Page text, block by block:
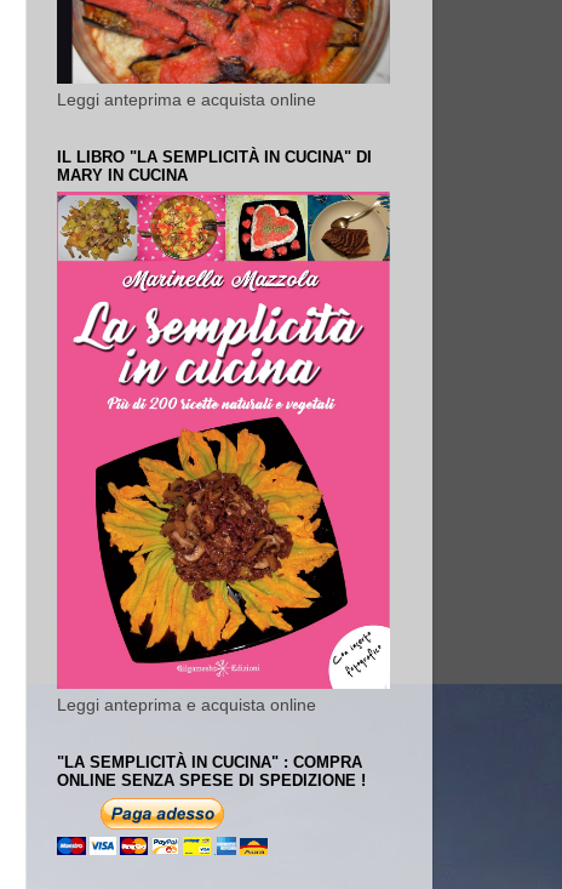
Leggi anteprima e acquista online
IL LIBRO "LA SEMPLICITÀ IN CUCINA" DI
MARY IN CUCINA
Leggi anteprima e acquista online
"LA SEMPLICITÀ IN CUCINA" : COMPRA
ONLINE SENZA SPESE DI SPEDIZIONE !